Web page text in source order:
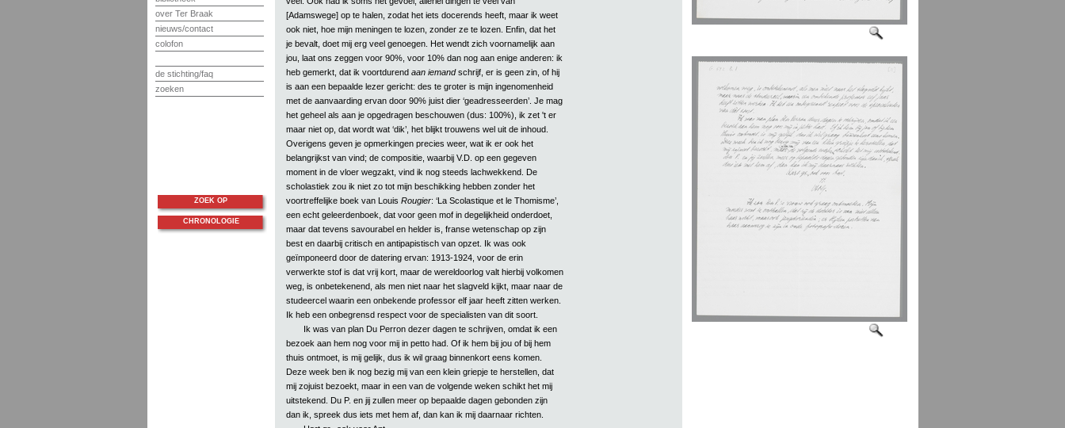
over Ter Braak
nieuws/contact
colofon
de stichting/faq
zoeken
[Adamswege] op te halen, zodat het iets docerends heeft, maar ik weet
ook niet, hoe mijn meningen te lozen, zonder ze te lozen. Enfin, dat het
je bevalt, doet mij erg veel genoegen. Het wendt zich voornamelijk aan
jou, laat ons zeggen voor 90%, voor 10% dan nog aan enige anderen: ik
heb gemerkt, dat ik voortdurend aan iemandschrijf, er is geen zin, of hij
is aan een bepaalde lezer gericht: des te groter is mijn ingenomenheid
met de aanvaarding ervan door 90% juist dier ‘geadresseerden’. Je mag
het geheel als aan je opgedragen beschouwen (dus: 100%), ik zet 't er
maar niet op, dat wordt wat ‘dik’, het blijkt trouwens wel uit de inhoud.
Overigens geven je opmerkingen precies weer, wat ik er ook het
belangrijkst van vind; de compositie, waarbij V.D. op een gegeven
moment in de vloer wegzakt, vind ik nog steeds lachwekkend. De
scholastiek zou ik niet zo tot mijn beschikking hebben zonder het
voortreffelijke boek van Louis Rougier: ‘La Scolastique et le Thomisme’,
een echt geleerdenboek, dat voor geen mof in degelijkheid onderdoet,
maar dat tevens savourabel en helder is, franse wetenschap op zijn
best en daarbij critisch en antipapistisch van opzet. Ik was ook
geïmponeerd door de datering ervan: 1913-1924, voor de erin
verwerkte stof is dat vrij kort, maar de wereldoorlog valt hierbij volkomen
weg, is onbetekenend, als men niet naar het slagveld kijkt, maar naar de
studeercel waarin een onbekende professor elf jaar heeft zitten werken.
Ik heb een onbegrensd respect voor de specialisten van dit soort.
Ik was van plan Du Perron dezer dagen te schrijven, omdat ik een
bezoek aan hem nog voor mij in petto had. Of ik hem bij jou of bij hem
thuis ontmoet, is mij gelijk, dus ik wil graag binnenkort eens komen.
Deze week ben ik nog bezig mij van een klein griepje te herstellen, dat
mij zojuist bezoekt, maar in een van de volgende weken schikt het mij
uitstekend. Du P. en jij zullen meer op bepaalde dagen gebonden zijn
dan ik, spreek dus iets met hem af, dan kan ik mij daarnaar richten.
ZOEK OP
CHRONOLOGIE